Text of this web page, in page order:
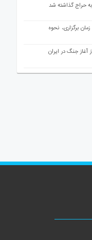
به حراج گذاشته شد
۲۰۲۶ استرالیا؛ زمان برگزاری، نحوه
آغاز جنگ در ایران